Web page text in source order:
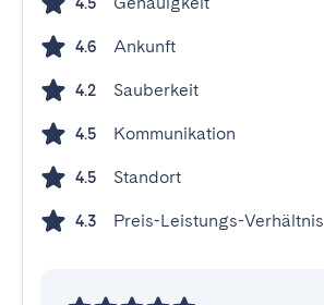
4.6 Ankunft
4.2 Sauberkeit
4.5 Kommunikation
4.5 Standort
4.3 Preis-Leistungs-Verhältnis